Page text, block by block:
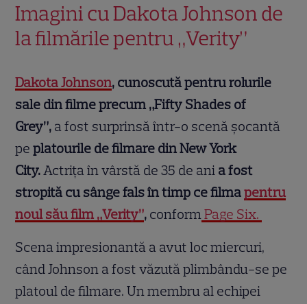
Imagini cu Dakota Johnson de
la filmările pentru „Verity”
Dakota Johnson, cunoscută pentru rolurile
sale din filme precum „Fifty Shades of
Grey”, a fost surprinsă într-o scenă șocantă
peplatourile de filmare din New York
City.Actrița în vârstă de 35 de ani a fost
stropită cu sânge fals în timp ce filmapentru
noul său film „Verity”, conformPage Six.
Scena impresionantă a avut loc miercuri,
când Johnson a fost văzută plimbându-se pe
platoul de filmare. Un membru al echipei